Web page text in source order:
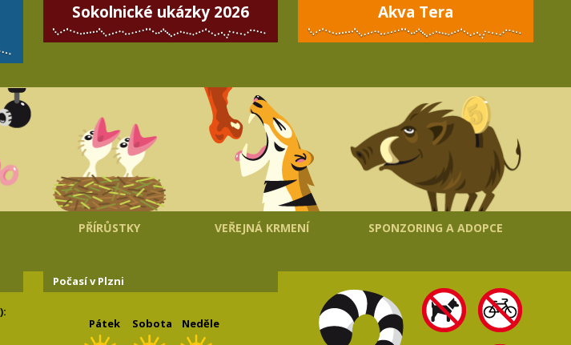
Sokolnické ukázky 2026 Akva Tera
PŘÍRŮSTKY VEŘEJNÁ KRMENÍ SPONZORING A ADOPCE
Počasí v Plzni
Pátek Sobota Neděle